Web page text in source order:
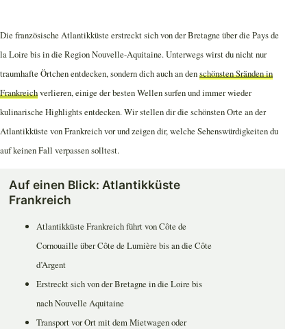
Die französische Atlantikküste erstreckt sich von der Bretagne über die Pays de
la Loire bis in die Region Nouvelle-Aquitaine. Unterwegs wirst du nicht nur
traumhafte Örtchen entdecken, sondern dich auch an denschönsten Sränden in
Frankreichverlieren, einige der besten Wellen surfen und immer wieder
kulinarische Highlights entdecken. Wir stellen dir die schönsten Orte an der
Atlantikküste von Frankreich vor und zeigen dir, welche Sehenswürdigkeiten du
auf keinen Fall verpassen solltest.
Auf einen Blick: Atlantikküste
Frankreich
Atlantikküste Frankreich führt von Côte de
Cornouaille über Côte de Lumière bis an die Côte
d’Argent
Erstreckt sich von der Bretagne in die Loire bis
nach Nouvelle Aquitaine
Transport vor Ort mit dem Mietwagen oder